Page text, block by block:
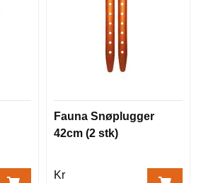
Fauna Snøplugger
42cm (2 stk)
Kr